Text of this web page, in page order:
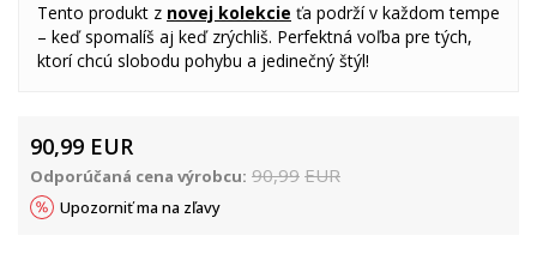
Tento produkt z novej kolekcie ťa podrží v každom tempe
– keď spomalíš aj keď zrýchliš. Perfektná voľba pre tých,
ktorí chcú slobodu pohybu a jedinečný štýl!
90,99 EUR
Odporúčaná cena výrobcu: 90,99 EUR
Upozorniť ma na zľavy